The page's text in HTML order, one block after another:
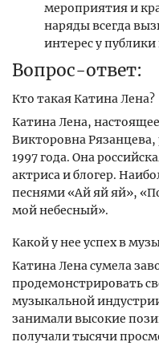
мероприятия и
наряды всегда
интерес у
Вопрос-ответ:
Кто такая Катина Лена?
Катина Лена,
Викторовна Рязанцева,
1997 года. Она
актриса и блогер.
песнями «Ай яй яй»,
мой небесный».
Какой у нее успех в
Катина Лена сумела
продемонстрировать
музыкальной
занимали высокие
получали тысячи